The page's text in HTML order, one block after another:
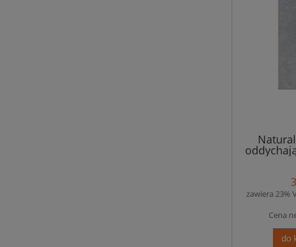
panel
zawiera 23%
Cena
do